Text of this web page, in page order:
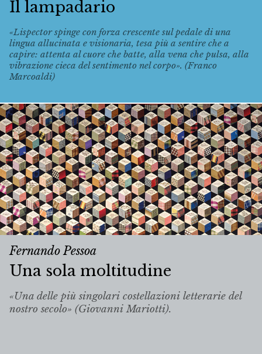
Il lampadario
«Lispector spinge con forza crescente sul pedale di una
lingua allucinata e visionaria, tesa più a sentire che a
capire: attenta al cuore che batte, alla vena che pulsa, alla
vibrazione cieca del sentimento nel corpo». (Franco
Marcoaldi)
Fernando Pessoa
Una sola moltitudine
«Una delle più singolari costellazioni letterarie del
nostro secolo» (Giovanni Mariotti).